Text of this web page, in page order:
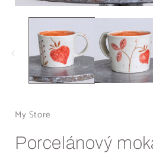
multimédia
modálním
okně
My Store
Porcelánový